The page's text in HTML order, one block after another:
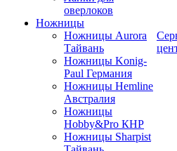
оверлоков
Ножницы
Ножницы Aurora
Тайвань
Ножницы Konig-
Paul Германия
Ножницы Hemline
Австралия
Ножницы
Hobby&Pro КНР
Ножницы Sharpist